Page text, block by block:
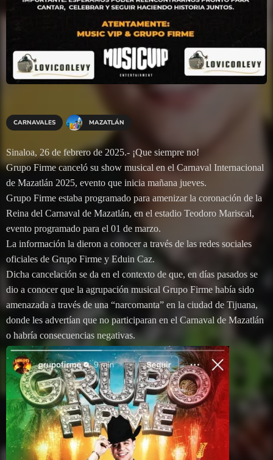
CARNAVALES MAZATLÁN
Sinaloa, 26 de febrero de 2025.- ¡Que siempre no!
Grupo Firme canceló su show musical en el Carnaval Internacional
de Mazatlán 2025, evento que inicia mañana jueves.
Grupo Firme estaba programado para amenizar la coronación de la
Reina del Carnaval de Mazatlán, en el estadio Teodoro Mariscal,
evento programado para el 01 de marzo.
La información la dieron a conocer a través de las redes sociales
oficiales de Grupo Firme y Eduin Caz.
Dicha cancelación se da en el contexto de que, en días pasados se
dio a conocer que la agrupación musical Grupo Firme había sido
amenazada a través de una “narcomanta” en la ciudad de Tijuana,
donde les advertían que no participaran en el Carnaval de Mazatlán
o habría consecuencias negativas.